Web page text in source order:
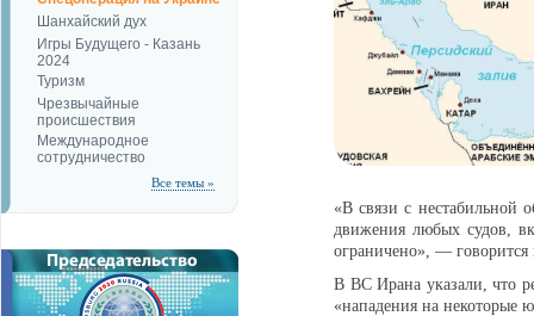
Шанхайский дух
Игры Будущего - Казань
2024
Туризм
Чрезвычайные
происшествия
Международное
сотрудничество
Все темы »
«В связи с нестабильной
движения любых судов,
ограничено», —
В ВС Ирана указали, что
«нападения на